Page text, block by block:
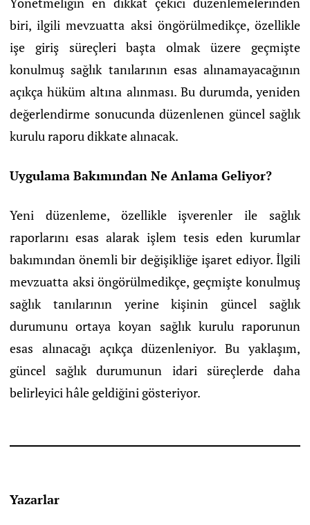
biri, ilgili mevzuatta aksi öngörülmedikçe, özellikle
işe giriş süreçleri başta olmak üzere geçmişte
konulmuş sağlık tanılarının esas alınamayacağının
açıkça hüküm altına alınması. Bu durumda, yeniden
değerlendirme sonucunda düzenlenen güncel sağlık
kurulu raporu dikkate alınacak.
Uygulama Bakımından Ne Anlama Geliyor?
Yeni düzenleme, özellikle işverenler ile sağlık
raporlarını esas alarak işlem tesis eden kurumlar
bakımından önemli bir değişikliğe işaret ediyor. İlgili
mevzuatta aksi öngörülmedikçe, geçmişte konulmuş
sağlık tanılarının yerine kişinin güncel sağlık
durumunu ortaya koyan sağlık kurulu raporunun
esas alınacağı açıkça düzenleniyor. Bu yaklaşım,
güncel sağlık durumunun idari süreçlerde daha
belirleyici hâle geldiğini gösteriyor.
Yazarlar